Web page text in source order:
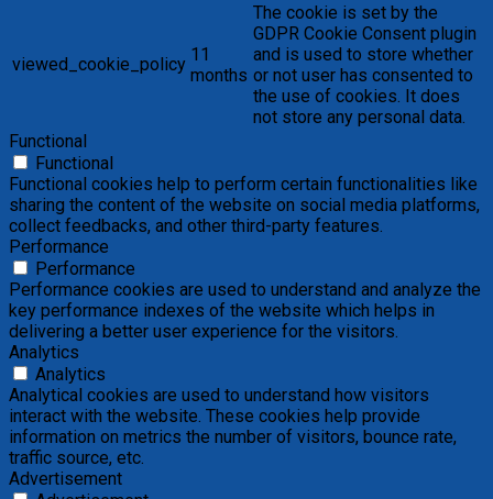
viewed_cookie_policy 11
months
The cookie is set by the
GDPR Cookie Consent plugin
and is used to store whether
or not user has consented to
the use of cookies. It does
not store any personal data.
Functional
Functional
Functional cookies help to perform certain functionalities like
sharing the content of the website on social media platforms,
collect feedbacks, and other third-party features.
Performance
Performance
Performance cookies are used to understand and analyze the
key performance indexes of the website which helps in
delivering a better user experience for the visitors.
Analytics
Analytics
Analytical cookies are used to understand how visitors
interact with the website. These cookies help provide
information on metrics the number of visitors, bounce rate,
traffic source, etc.
Advertisement